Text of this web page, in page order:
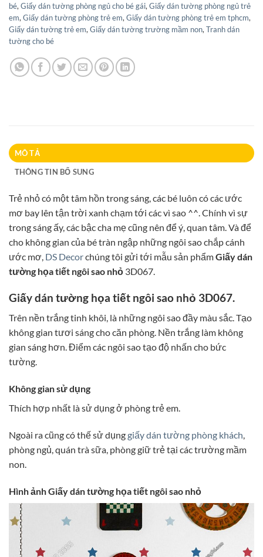
bé, Giấy dán tường phòng ngủ cho bé gái, Giấy dán tường phòng ngủ trẻ
em, Giấy dán tường phòng trẻ em, Giấy dán tường phòng trẻ em tphcm,
Giấy dán tường trẻ em, Giấy dán tường trường mầm non, Tranh dán
tường cho bé
MÔ TẢ
THÔNG TIN BỔ SUNG
Trẻ nhỏ có một tâm hồn trong sáng, các bé luôn có các ước
mơ bay lên tận trời xanh chạm tới các vì sao ^^. Chính vì sự
trong sáng ấy, các bậc cha mẹ cũng nên để ý, quan tâm. Và để
cho không gian của bé tràn ngập những ngôi sao chắp cánh
ước mơ, DS Decorchúng tôi gửi tới mẫu sản phẩmGiấy dán
tường họa tiết ngôi sao nhỏ 3D067.
Giấy dán tường họa tiết ngôi sao nhỏ 3D067.
Trên nền trắng tinh khôi, là những ngôi sao đầy màu sắc. Tạo
không gian tươi sáng cho căn phòng. Nền trắng làm không
gian sáng hơn. Điểm các ngôi sao tạo độ nhấn cho bức
tường.
Không gian sử dụng
Thích hợp nhất là sử dụng ở phòng trẻ em.
Ngoài ra cũng có thế sử dụng giấy dán tường phòng khách,
phòng ngủ, quán trà sữa, phòng giữ trẻ tại các trường mầm
non.
Hình ảnh Giấy dán tường họa tiết ngôi sao nhỏ